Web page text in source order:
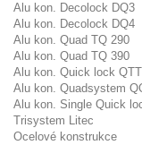
Alu kon. Decolock DQ3
Alu kon. Decolock DQ4
Alu kon. Quad TQ 290
Alu kon. Quad TQ 390
Alu kon. Quick lock
Alu kon. Quadsystem
Alu kon. Single Quick
Trisystem Litec
Ocelové konstrukce